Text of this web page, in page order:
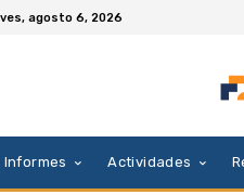
agosto 6, 2026
Informes Actividades